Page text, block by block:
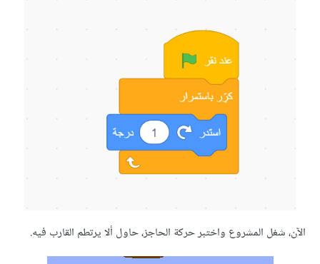
المشروع واختبر حركة الحاجز، حاول ألا يرتطم القارب فيه.